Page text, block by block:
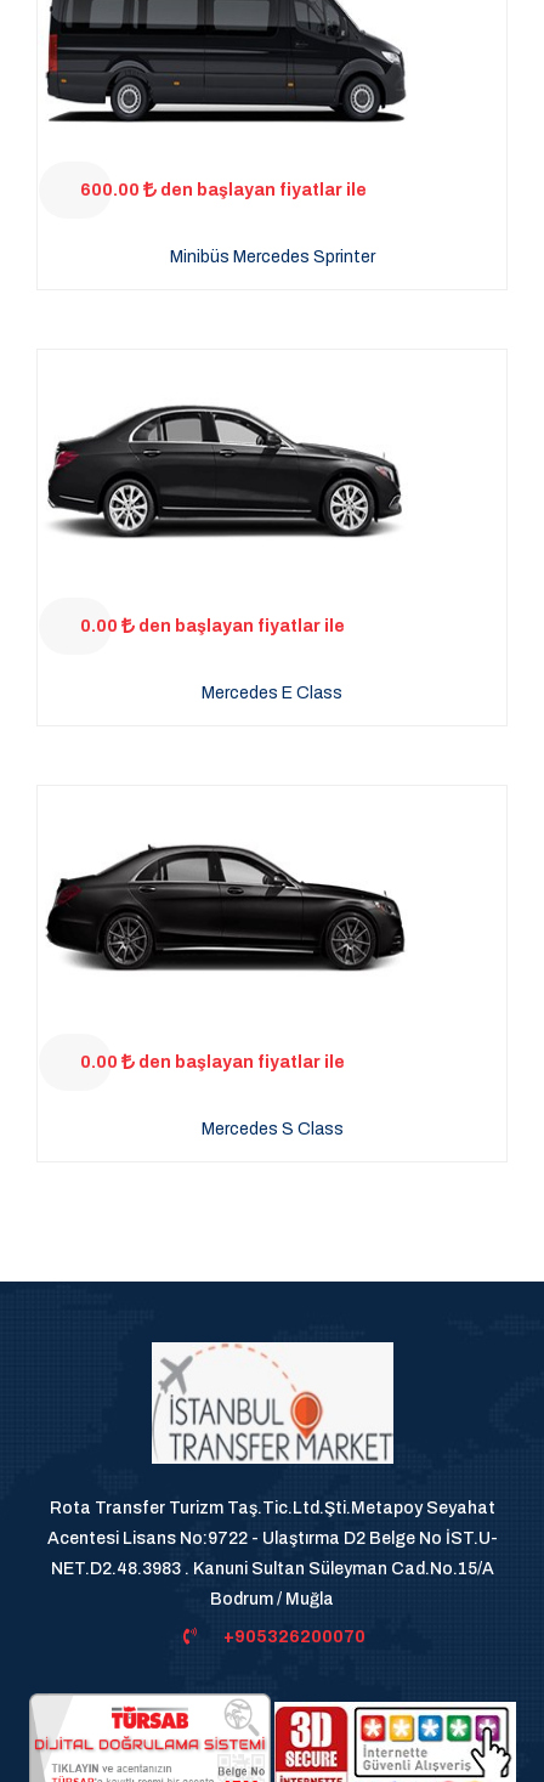
600.00 den başlayan fiyatlar ile
Minibüs Mercedes Sprinter
0.00 den başlayan fiyatlar ile
Mercedes E Class
0.00 den başlayan fiyatlar ile
Mercedes S Class
Rota Transfer Turizm Taş.Tic.Ltd.Şti.Metapoy Seyahat
Acentesi Lisans No:9722 - Ulaştırma D2 Belge No İST.U-
NET.D2.48.3983 . Kanuni Sultan Süleyman Cad.No.15/A
Bodrum / Muğla
+905326200070